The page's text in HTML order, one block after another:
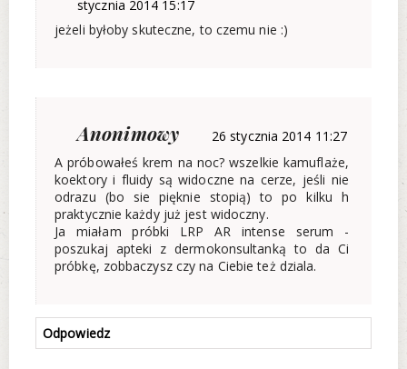
stycznia 2014 15:17
jeżeli byłoby skuteczne, to czemu nie :)
Anonimowy
26 stycznia 2014 11:27
A próbowałeś krem na noc? wszelkie kamuflaże,
koektory i fluidy są widoczne na cerze, jeśli nie
odrazu (bo sie pięknie stopią) to po kilku h
praktycznie każdy już jest widoczny.
Ja miałam próbki LRP AR intense serum -
poszukaj apteki z dermokonsultanką to da Ci
próbkę, zobbaczysz czy na Ciebie też dziala.
Odpowiedz